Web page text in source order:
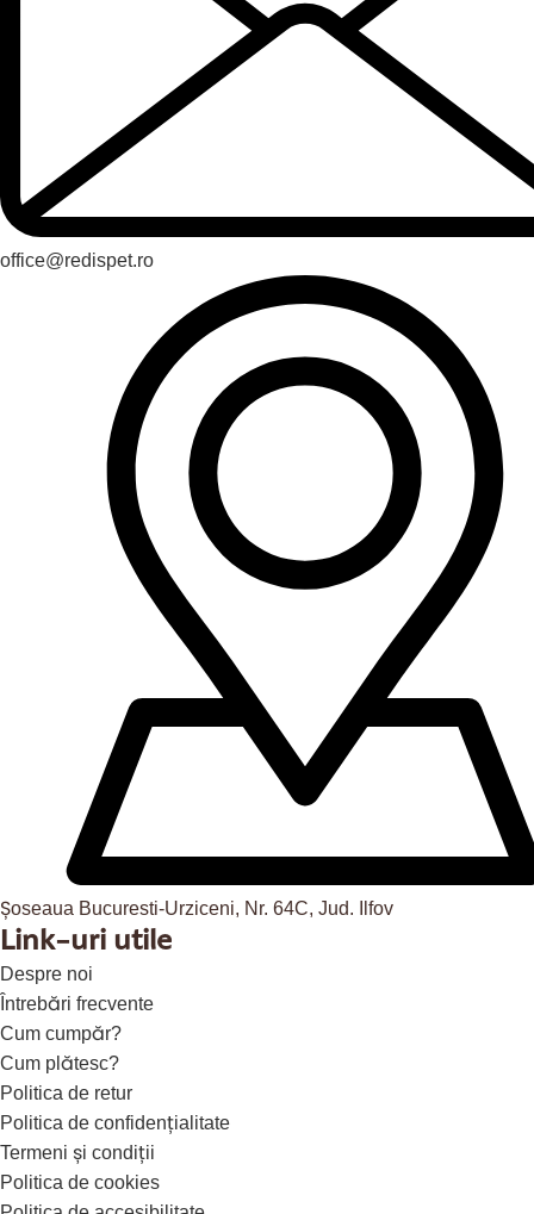
office@redispet.ro
Șoseaua Bucuresti-Urziceni, Nr. 64C, Jud. Ilfov
Link-uri utile
Despre noi
Întrebări frecvente
Cum cumpăr?
Cum plătesc?
Politica de retur
Politica de confidențialitate
Termeni și condiții
Politica de cookies